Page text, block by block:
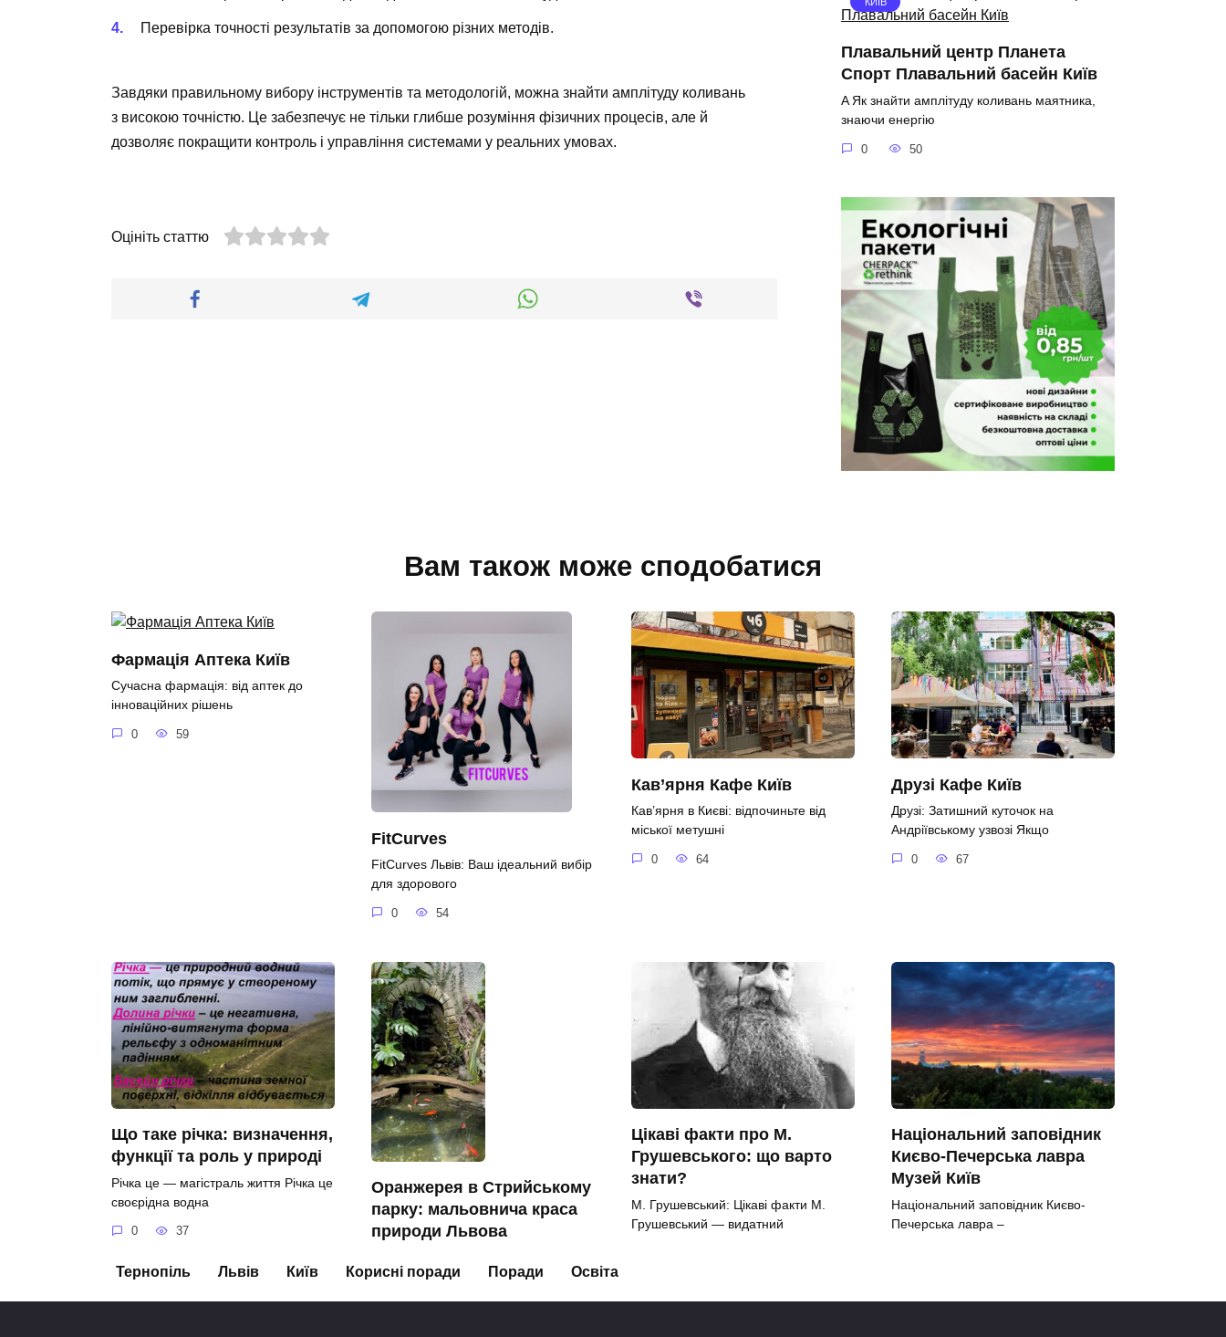
Перевірка точності результатів за допомогою різних методів.
Завдяки правильному вибору інструментів та методологій, можна знайти амплітуду коливань
з високою точністю. Це забезпечує не тільки глибше розуміння фізичних процесів, але й
дозволяє покращити контроль і управління системами у реальних умовах.
Оцініть статтю
Плавальний центр Планета
Спорт Плавальний басейн Київ
A Як знайти амплітуду коливань маятника,
знаючи енергію
0 50
Вам також може сподобатися
Фармація Аптека Київ
Сучасна фармація: від аптек до
інноваційних рішень
0 59
FitCurves
FitCurves Львів: Ваш ідеальний вибір
для здорового
0 54
Кав’ярня Кафе Київ
Кав’ярня в Києві: відпочиньте від
міської метушні
0 64
Друзі Кафе Київ
Друзі: Затишний куточок на
Андріївському узвозі Якщо
0 67
Що таке річка: визначення,
функції та роль у природі
Річка це — магістраль життя Річка це
своєрідна водна
0 37
Оранжерея в Стрийському
парку: мальовнича краса
природи Львова
Куточок Екзотичної Природи
0 447
Цікаві факти про М.
Грушевського: що варто
знати?
М. Грушевський: Цікаві факти М.
Грушевський — видатний
Національний заповідник
Києво-Печерська лавра
Музей Київ
Національний заповідник Києво-
Печерська лавра –
Тернопіль Львів Київ Корисні поради Поради Освіта